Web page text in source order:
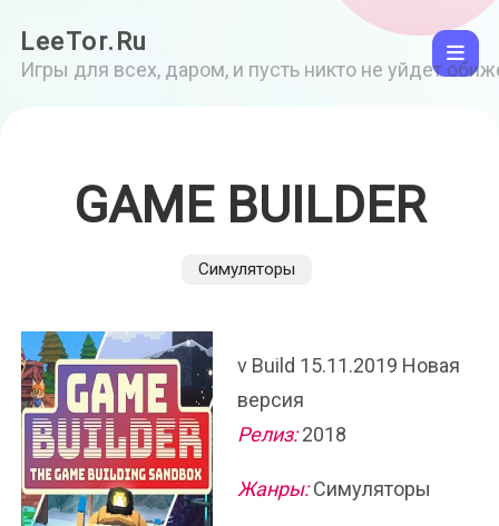
LeeTor.Ru
Игры для всех, даром, и пусть никто не уйдет
GAME BUILDER
Симуляторы
v Build 15.11.2019 Новая
версия
Релиз:2018
Жанры:Симуляторы